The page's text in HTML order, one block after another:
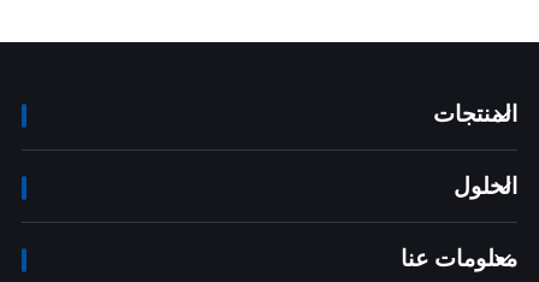
المنتجات

الحلول

معلومات عنا
